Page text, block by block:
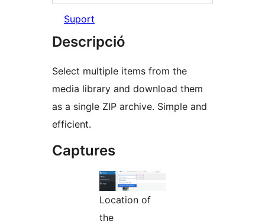
Suport
Descripció
Select multiple items from the
media library and download them
as a single ZIP archive. Simple and
efficient.
Captures
Location of
the